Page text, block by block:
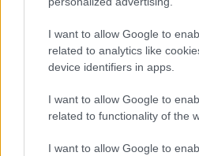
I want to allow Google to
related to analytics like
device identifiers in apps.
I want to allow Google to
related to functionality of the
I want to allow Google to
μέρος του σχεδίου του
που συνήθως
του κορμού ενός ζώου,
διάπλαση των
αντιστοιχεί στο κεφάλι
ζώων» σημειώνει ο